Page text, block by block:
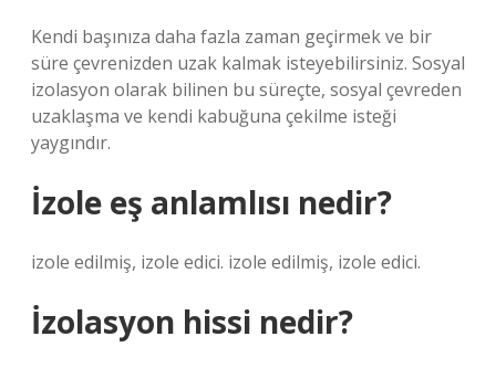
Kendi başınıza daha fazla zaman geçirmek ve bir
süre çevrenizden uzak kalmak isteyebilirsiniz. Sosyal
izolasyon olarak bilinen bu süreçte, sosyal çevreden
uzaklaşma ve kendi kabuğuna çekilme isteği
yaygındır.
İzole eş anlamlısı nedir?
izole edilmiş, izole edici. izole edilmiş, izole edici.
İzolasyon hissi nedir?